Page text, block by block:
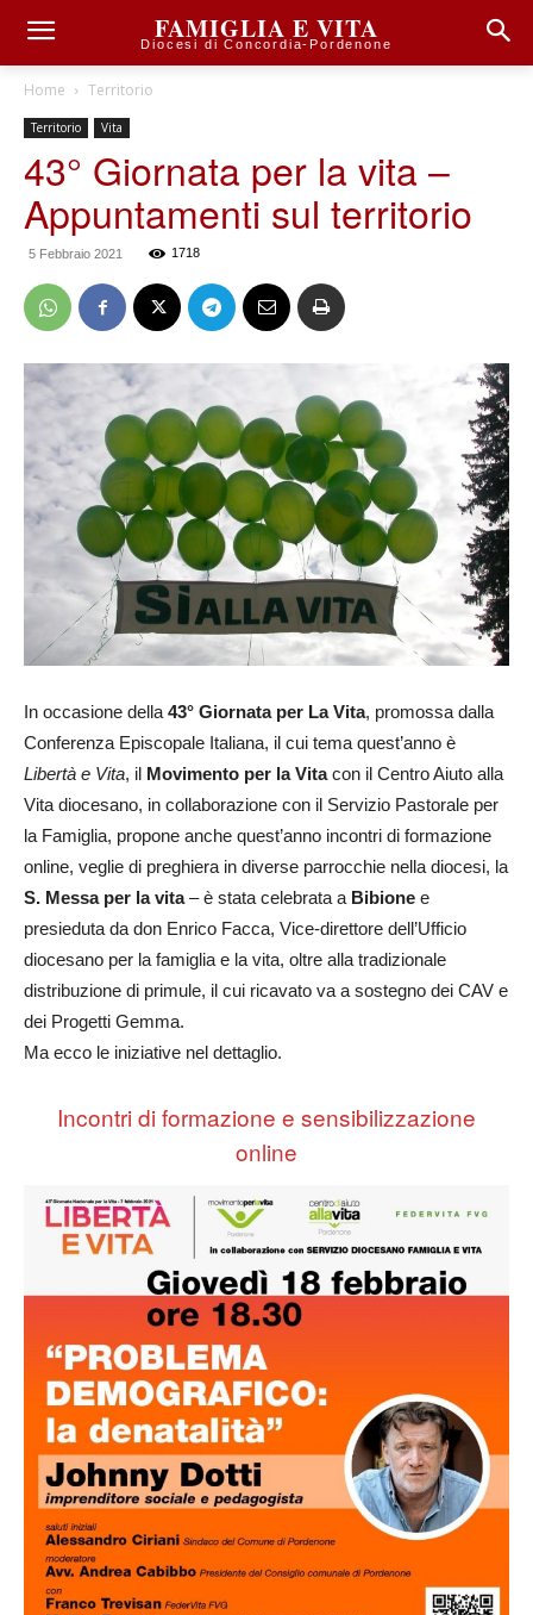
FAMIGLIA E VITA
Diocesi di Concordia-Pordenone
Home Territorio
Territorio Vita
43° Giornata per la vita –
Appuntamenti sul territorio
5 Febbraio 2021 1718
In occasione della 43° Giornata per La Vita, promossa dalla
Conferenza Episcopale Italiana, il cui tema quest’anno è
Libertà e Vita, il Movimento per la Vitacon il Centro Aiuto alla
Vita diocesano, in collaborazione con il Servizio Pastorale per
la Famiglia, propone anche quest’anno incontri di formazione
online, veglie di preghiera in diverse parrocchie nella diocesi, la
S. Messa per la vita– è stata celebrata a Bibione e
presieduta da don Enrico Facca, Vice-direttore dell’Ufficio
diocesano per la famiglia e la vita, oltre alla tradizionale
distribuzione di primule, il cui ricavato va a sostegno dei CAV e
dei Progetti Gemma.
Ma ecco le iniziative nel dettaglio.
Incontri di formazione e sensibilizzazione
online